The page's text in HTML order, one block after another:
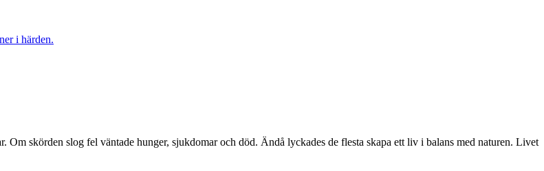
skörden slog fel väntade hunger, sjukdomar och död. Ändå lyckades de flesta skapa ett liv i balans med naturen. Livet